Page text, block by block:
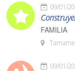
09/01/
FAMILIA
09/01/